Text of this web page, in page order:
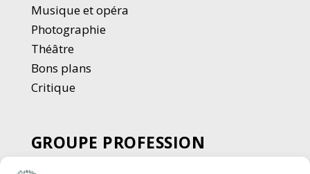
Musique et opéra
Photographie
Théâtre
Bons plans
Critique
GROUPE PROFESSION
SPECTACLE